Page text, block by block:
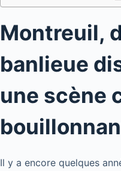
Montreuil,
banlieue
une scène
Il y a encore quelques